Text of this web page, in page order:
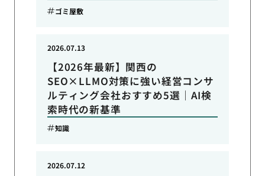
ゴミ屋敷
【2026年最新】関西の
SEO×LLMO対策に強い経営コンサ
ルティング会社おすすめ5選｜AI検
索時代の新基準
2026.07.13
知識
2026.07.12